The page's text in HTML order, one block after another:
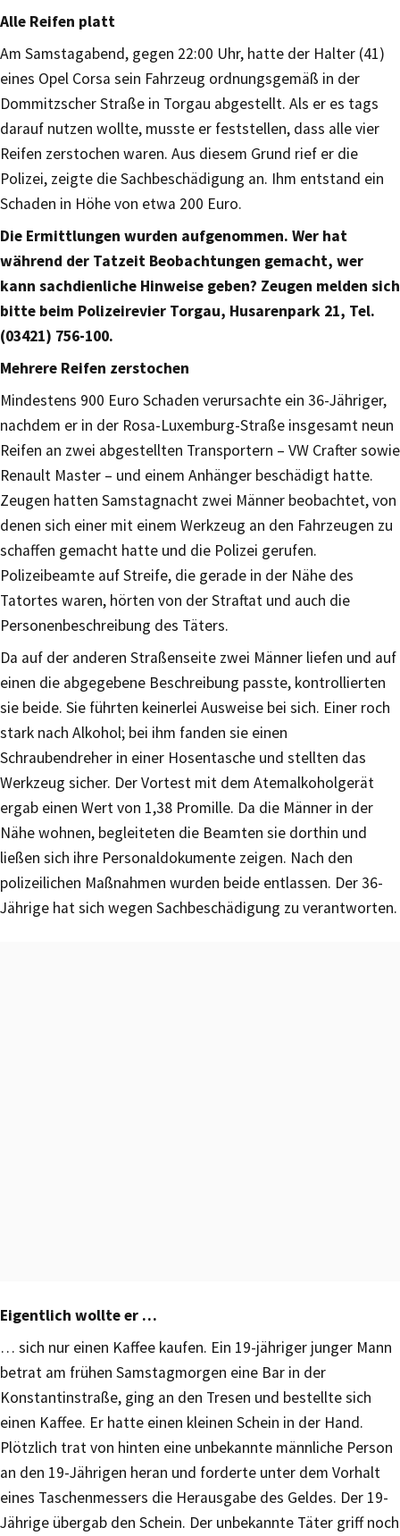
Alle Reifen platt
Am Samstagabend, gegen 22:00 Uhr, hatte der Halter (41)
eines Opel Corsa sein Fahrzeug ordnungsgemäß in der
Dommitzscher Straße in Torgau abgestellt. Als er es tags
darauf nutzen wollte, musste er feststellen, dass alle vier
Reifen zerstochen waren. Aus diesem Grund rief er die
Polizei, zeigte die Sachbeschädigung an. Ihm entstand ein
Schaden in Höhe von etwa 200 Euro.
Die Ermittlungen wurden aufgenommen. Wer hat
während der Tatzeit Beobachtungen gemacht, wer
kann sachdienliche Hinweise geben? Zeugen melden sich
bitte beim Polizeirevier Torgau, Husarenpark 21, Tel.
(03421) 756-100.
Mehrere Reifen zerstochen
Mindestens 900 Euro Schaden verursachte ein 36-Jähriger,
nachdem er in der Rosa-Luxemburg-Straße insgesamt neun
Reifen an zwei abgestellten Transportern – VW Crafter sowie
Renault Master – und einem Anhänger beschädigt hatte.
Zeugen hatten Samstagnacht zwei Männer beobachtet, von
denen sich einer mit einem Werkzeug an den Fahrzeugen zu
schaffen gemacht hatte und die Polizei gerufen.
Polizeibeamte auf Streife, die gerade in der Nähe des
Tatortes waren, hörten von der Straftat und auch die
Personenbeschreibung des Täters.
Da auf der anderen Straßenseite zwei Männer liefen und auf
einen die abgegebene Beschreibung passte, kontrollierten
sie beide. Sie führten keinerlei Ausweise bei sich. Einer roch
stark nach Alkohol; bei ihm fanden sie einen
Schraubendreher in einer Hosentasche und stellten das
Werkzeug sicher. Der Vortest mit dem Atemalkoholgerät
ergab einen Wert von 1,38 Promille. Da die Männer in der
Nähe wohnen, begleiteten die Beamten sie dorthin und
ließen sich ihre Personaldokumente zeigen. Nach den
polizeilichen Maßnahmen wurden beide entlassen. Der 36-
Jährige hat sich wegen Sachbeschädigung zu verantworten.
Eigentlich wollte er …
… sich nur einen Kaffee kaufen. Ein 19-jähriger junger Mann
betrat am frühen Samstagmorgen eine Bar in der
Konstantinstraße, ging an den Tresen und bestellte sich
einen Kaffee. Er hatte einen kleinen Schein in der Hand.
Plötzlich trat von hinten eine unbekannte männliche Person
an den 19-Jährigen heran und forderte unter dem Vorhalt
eines Taschenmessers die Herausgabe des Geldes. Der 19-
Jährige übergab den Schein. Der unbekannte Täter griff noch